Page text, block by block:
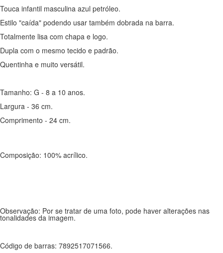
Touca infantil masculina azul petróleo.
Estilo "caída" podendo usar também dobrada na barra.
Totalmente lisa com chapa e logo.
Dupla com o mesmo tecido e padrão.
Quentinha e muito versátil.
Tamanho: G - 8 a 10 anos.
Largura - 36 cm.
Comprimento - 24 cm.
Composição: 100% acrílico.
Observação: Por se tratar de uma foto, pode haver alterações nas
tonalidades da imagem.
Código de barras: 7892517071566.